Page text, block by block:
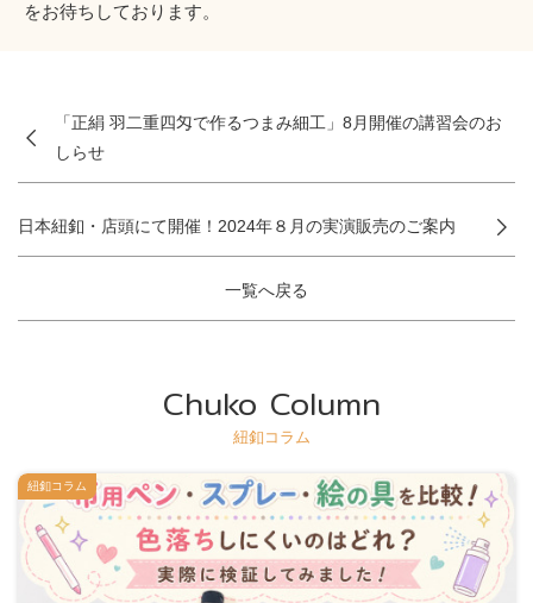
をお待ちしております。
「正絹 羽二重四匁で作るつまみ細工」8月開催の講習会のお
しらせ
一覧へ戻る
日本紐釦・店頭にて開催！2024年８月の実演販売のご案内
Chuko Column
紐釦コラム
紐釦コラム